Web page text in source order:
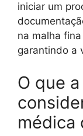
iniciar um
na malha
garantindo a
O que
médica